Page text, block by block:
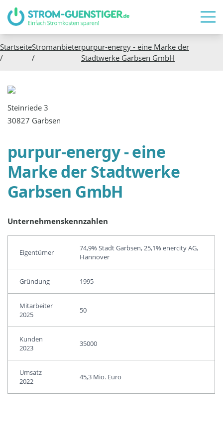
Startseite
/
Stromanbieter
/
purpur-energy - eine Marke der
Stadtwerke Garbsen GmbH
purpur-energy - eine
Marke der Stadtwerke
Garbsen GmbH
Unternehmenskennzahlen
Eigentümer
74,9% Stadt Garbsen, 25,1% enercity AG,
Hannover
Gründung 1995
Mitarbeiter
2025
50
Kunden
2023
35000
Umsatz
2022
45,3 Mio. Euro
Steinriede 3
30827 Garbsen